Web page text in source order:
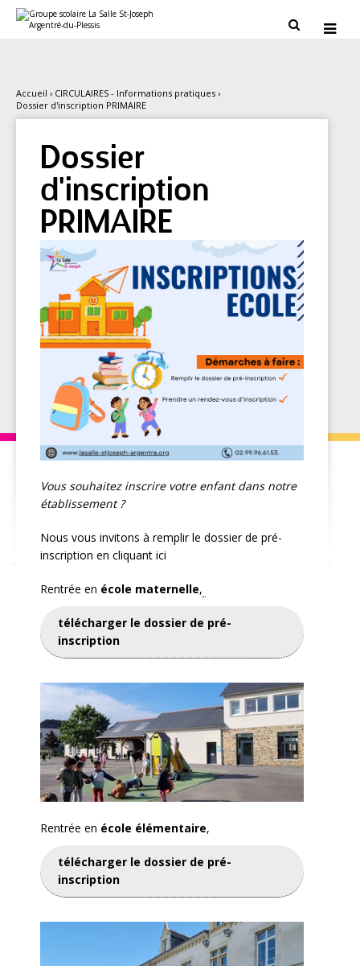
contenu.
personnels
 
Accueil › CIRCULAIRES - Informations pratiques ›
Dossier d'inscription PRIMAIRE
Dossier
d'inscription
PRIMAIRE
Vous souhaitez inscrire votre enfant dans notre
établissement ?
Nous vous invitons à remplir le dossier de pré-
inscription en cliquant ici
Rentrée en école maternelle,
télécharger le dossier de pré-
inscription
Rentrée en école élémentaire,
télécharger le dossier de pré-
inscription